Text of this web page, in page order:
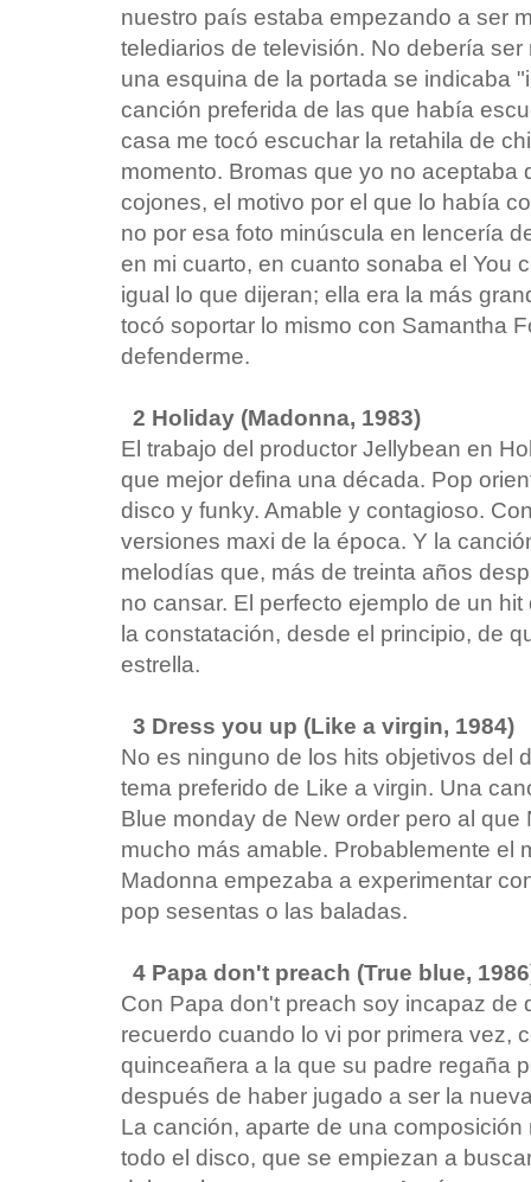
nuestro país estaba empezando a ser
telediarios de televisión. No debería
una esquina de la portada se indicaba
canción preferida de las que había
casa me tocó escuchar la retahila de
momento. Bromas que yo no aceptaba
cojones, el motivo por el que lo había
no por esa foto minúscula en lencería
en mi cuarto, en cuanto sonaba el You
igual lo que dijeran; ella era la más
tocó soportar lo mismo con Samantha
defenderme.
2 Holiday (Madonna, 1983)
El trabajo del productor Jellybean en
que mejor defina una década. Pop
disco y funky. Amable y contagioso.
versiones maxi de la época. Y la
melodías que, más de treinta años
no cansar. El perfecto ejemplo de un
la constatación, desde el principio, de
estrella.
3 Dress you up (Like a virgin, 1984)
No es ninguno de los hits objetivos del
tema preferido de Like a virgin. Una
Blue monday de New order pero al
mucho más amable. Probablemente el
Madonna empezaba a experimentar
pop sesentas o las baladas.
4 Papa don't preach (True blue,
Con Papa don't preach soy incapaz de
recuerdo cuando lo vi por primera vez,
quinceañera a la que su padre regaña
después de haber jugado a ser la
La canción, aparte de una
todo el disco, que se empiezan a